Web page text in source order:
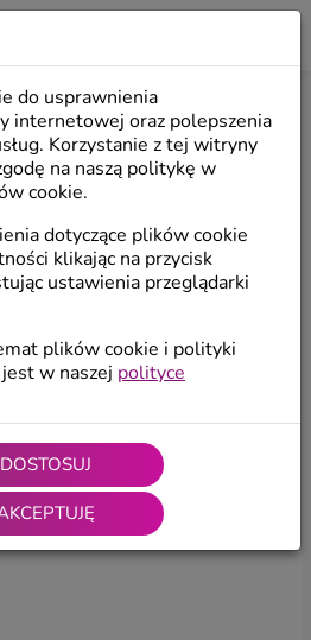
/ Anioły wiszące
do usprawnienia
internetowej oraz polepszenia
Korzystanie z tej witryny
na naszą politykę w
cookie.
dotyczące plików cookie
klikając na przycisk
ustawienia przeglądarki
plików cookie i polityki
w naszej polityce
DOSTOSUJ